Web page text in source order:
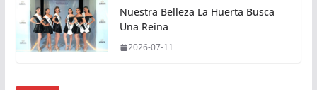
Nuestra Belleza La Huerta Busca
Una Reina
2026-07-11